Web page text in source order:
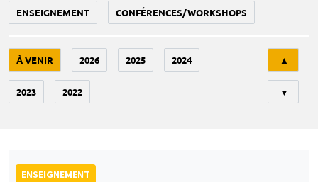
ENSEIGNEMENT CONFÉRENCES/WORKSHOPS
À VENIR 2026 2025 2024
2023 2022
▲
▼
ENSEIGNEMENT